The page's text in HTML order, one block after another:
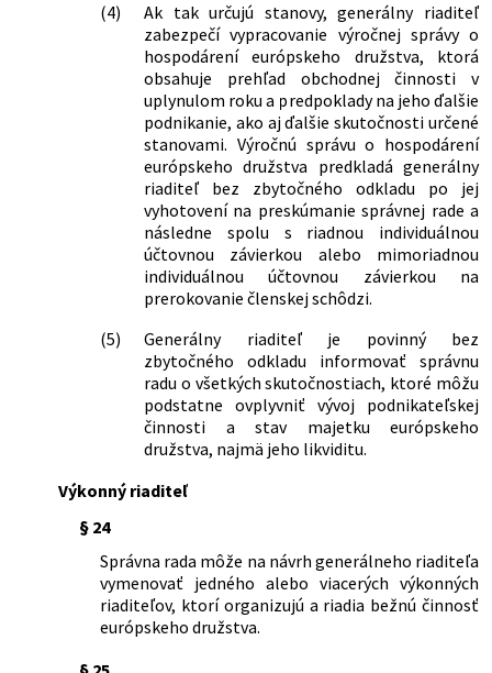
(4)
Ak tak určujú stanovy, generálny riaditeľ
zabezpečí vypracovanie výročnej správy o
hospodárení európskeho družstva, ktorá
obsahuje prehľad obchodnej činnosti v
uplynulom roku a predpoklady na jeho ďalšie
podnikanie, ako aj ďalšie skutočnosti určené
stanovami. Výročnú správu o hospodárení
európskeho družstva predkladá generálny
riaditeľ bez zbytočného odkladu po jej
vyhotovení na preskúmanie správnej rade a
následne spolu s riadnou individuálnou
účtovnou závierkou alebo mimoriadnou
individuálnou účtovnou závierkou na
prerokovanie členskej schôdzi.
(5)
Generálny riaditeľ je povinný bez
zbytočného odkladu informovať správnu
radu o všetkých skutočnostiach, ktoré môžu
podstatne ovplyvniť vývoj podnikateľskej
činnosti a stav majetku európskeho
družstva, najmä jeho likviditu.
Výkonný riaditeľ
§ 24
Správna rada môže na návrh generálneho riaditeľa
vymenovať jedného alebo viacerých výkonných
riaditeľov, ktorí organizujú a riadia bežnú činnosť
európskeho družstva.